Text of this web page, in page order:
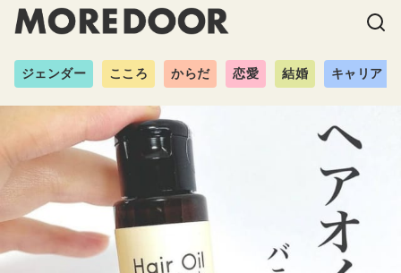
ジェンダー こころ からだ 恋愛 結婚 キャリア